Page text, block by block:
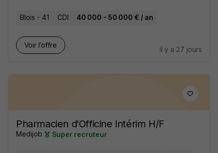
Blois - 41 CDI 40 000 - 50 000 € / an
Voir l’offre
il y a 27 jours
Pharmacien d'Officine Intérim H/F
Medijob Super recruteur